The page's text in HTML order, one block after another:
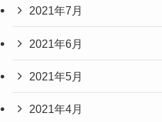
2021年7月
2021年6月
2021年5月
2021年4月